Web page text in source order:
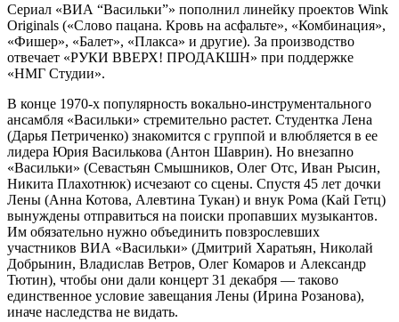
Сериал «ВИА “Васильки”» пополнил линейку проектов Wink
Originals («‎Слово пацана. Кровь на асфальте»‎, «Комбинация»‎,
«Фишер», «Балет», «Плакса» и другие). За производство
отвечает «РУКИ ВВЕРХ! ПРОДАКШН» при поддержке
«НМГ Студии».
В конце 1970-х популярность вокально-инструментального
ансамбля «Васильки» стремительно растет. Студентка Лена
(Дарья Петриченко) знакомится с группой и влюбляется в ее
лидера Юрия Василькова (Антон Шаврин). Но внезапно
«Васильки» (Севастьян Смышников, Олег Отс, Иван Рысин,
Никита Плахотнюк) исчезают со сцены. Спустя 45 лет дочки
Лены (Анна Котова, Алевтина Тукан) и внук Рома (Кай Гетц)
вынуждены отправиться на поиски пропавших музыкантов.
Им обязательно нужно объединить повзрослевших
участников ВИА «Васильки» (Дмитрий Харатьян, Николай
Добрынин, Владислав Ветров, Олег Комаров и Александр
Тютин), чтобы они дали концерт 31 декабря — таково
единственное условие завещания Лены (Ирина Розанова),
иначе наследства не видать.